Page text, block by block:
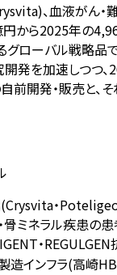
、血液が
円から2025年の
グローバル戦略
開発を加速しつ
前開発・販売と
・
ミネラル疾患の
・
インフラ(高崎